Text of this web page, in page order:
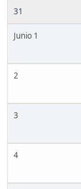
31
Junio 1
2
3
4